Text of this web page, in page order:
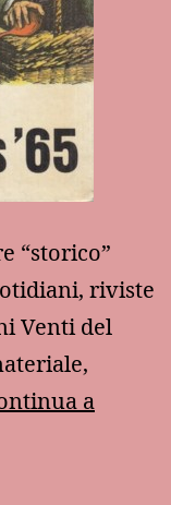
“storico”
riviste
Venti del
a